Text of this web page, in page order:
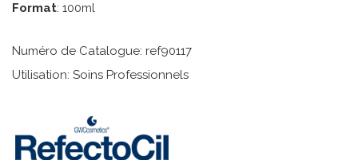
Format: 100ml
Numéro de Catalogue: ref90117
Utilisation: Soins Professionnels